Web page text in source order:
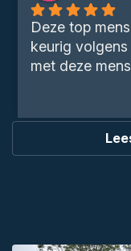
Deze top
keurig
met deze